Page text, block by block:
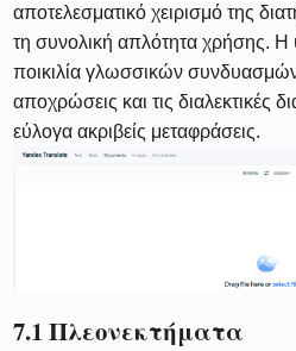
αποτελεσματικό χειρισμό της
τη συνολική απλότητα χρήσης. Η
ποικιλία γλωσσικών
αποχρώσεις και τις διαλεκτικές
εύλογα ακριβείς μεταφράσεις.
7.1 Πλεονεκτήματα